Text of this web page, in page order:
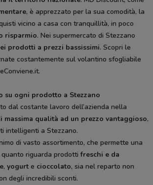
, è apprezzato per la sua comodità, la
vicino a casa con tranquillità, in poco
risparmio. Nei supermercato di Stezzano
prodotti a prezzi bassissimi. Scopri le
costantemente sul volantino sfogliabile
su ogni prodotto a Stezzano
dal costante lavoro dell’azienda nella
massima qualità ad un prezzo vantaggioso,
intelligenti a Stezzano.
di vasto assortimento, che permette una
quanto riguarda prodottifreschi e da
, yogurt e cioccolato, sia nel reparto non
degli incredibili sconti.